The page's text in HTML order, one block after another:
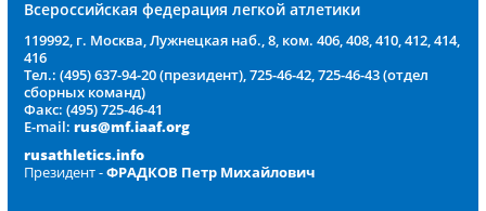
Всероссийская федерация легкой атлетики
119992, г. Москва, Лужнецкая наб., 8, ком. 406, 408, 410, 412, 414,
416
Тел.: (495) 637-94-20 (президент), 725-46-42, 725-46-43 (отдел
сборных команд)
Факс: (495) 725-46-41
E-mail: rus@mf.iaaf.org
rusathletics.info
Президент -ФРАДКОВ Петр Михайлович